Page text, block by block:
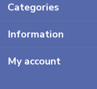
Categories
Information
My account